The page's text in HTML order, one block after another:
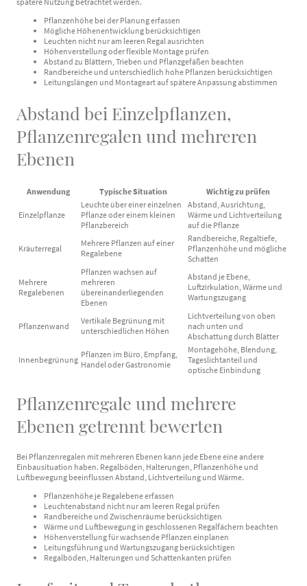
Pflanzenhöhe bei der Planung erfassen
Mögliche Höhenentwicklung berücksichtigen
Leuchten nicht nur am leeren Regal ausrichten
Höhenverstellung oder flexible Montage prüfen
Abstand zu Blättern, Trieben und Pflanzgefäßen beachten
Randbereiche und unterschiedlich hohe Pflanzen berücksichtigen
Leitungslängen und Montageart auf spätere Anpassung abstimmen
Abstand bei Einzelpflanzen,
Pflanzenregalen und mehreren
Ebenen
Anwendung Typische Situation Wichtig zu prüfen
Einzelpflanze
Leuchte über einer einzelnen
Pflanze oder einem kleinen
Pflanzbereich
Abstand, Ausrichtung,
Wärme und Lichtverteilung
auf die Pflanze
Kräuterregal
Mehrere Pflanzen auf einer
Regalebene
Randbereiche, Regaltiefe,
Pflanzenhöhe und mögliche
Schatten
Mehrere
Regalebenen
Pflanzen wachsen auf
mehreren
übereinanderliegenden
Ebenen
Abstand je Ebene,
Luftzirkulation, Wärme und
Wartungszugang
Pflanzenwand
Vertikale Begrünung mit
unterschiedlichen Höhen
Lichtverteilung von oben
nach unten und
Abschattung durch Blätter
Innenbegrünung
Pflanzen im Büro, Empfang,
Handel oder Gastronomie
Montagehöhe, Blendung,
Tageslichtanteil und
optische Einbindung
Pflanzenregale und mehrere
Ebenen getrennt bewerten
Bei Pflanzenregalen mit mehreren Ebenen kann jede Ebene eine andere
Einbausituation haben. Regalböden, Halterungen, Pflanzenhöhe und
Luftbewegung beeinflussen Abstand, Lichtverteilung und Wärme.
Pflanzenhöhe je Regalebene erfassen
Leuchtenabstand nicht nur am leeren Regal prüfen
Randbereiche und Zwischenräume berücksichtigen
Wärme und Luftbewegung in geschlossenen Regalfächern beachten
Höhenverstellung für wachsende Pflanzen einplanen
Leitungsführung und Wartungszugang berücksichtigen
Regalböden, Halterungen und Schattenkanten prüfen